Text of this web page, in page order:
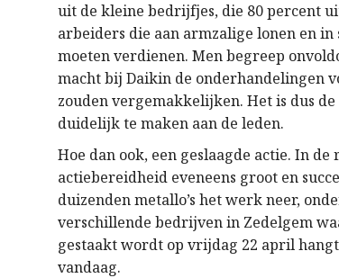
uit de kleine bedrijfjes, die 80 percent
arbeiders die aan armzalige lonen en
moeten verdienen. Men begreep
macht bij Daikin de onderhandelingen
zouden vergemakkelijken. Het is dus
duidelijk te maken aan de leden.
Hoe dan ook, een geslaagde actie. In
actiebereidheid eveneens groot en
duizenden metallo’s het werk neer,
verschillende bedrijven in Zedelgem
gestaakt wordt op vrijdag 22 april
vandaag.